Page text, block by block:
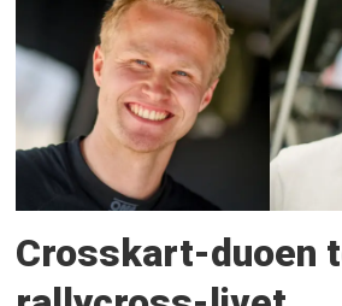
Crosskart-duoen